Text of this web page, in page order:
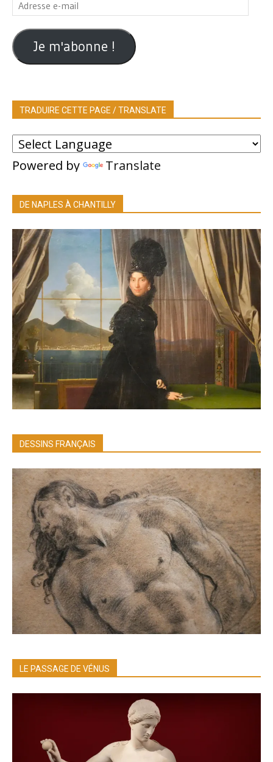
e-
mail
Je m'abonne !
TRADUIRE CETTE PAGE / TRANSLATE
Powered by Translate
DE NAPLES À CHANTILLY
DESSINS FRANÇAIS
LE PASSAGE DE VÉNUS